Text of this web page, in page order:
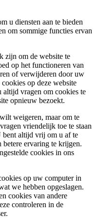
u diensten aan te bieden
om sommige functies ervan
zijn om de website te
op het functioneren van
of verwijderen door uw
op deze website
altijd vragen om cookies te
opnieuw bezoekt.
weigeren, maar om te
vriendelijk toe te staan
bent altijd vrij om u af te
betere ervaring te krijgen.
cookies in ons
op uw computer in
we hebben opgeslagen.
cookies van andere
controleren in de